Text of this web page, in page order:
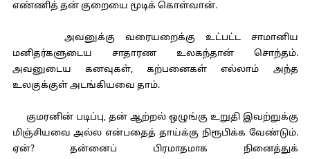
எண்ணித் தன் குறையை மூடிக் கொள்வான்.
அவனுக்கு வரையறைக்கு உட்பட்ட சாமானிய
மனிதர்களுடைய சாதாரண உலகந்தான் சொந்தம்.
அவனுடைய கனவுகள், கற்பனைகள் எல்லாம் அந்த
உலகுக்குள் அடங்கியவை தாம்.
குமரனின் படிப்பு, தன் ஆற்றல் ஒழுங்கு உறுதி இவற்றுக்கு
மிஞ்சியவை அல்ல என்பதைத் தாய்க்கு நிரூபிக்க வேண்டும்.
ஏன்? தன்னைப் பிரமாதமாக நினைத்துக்